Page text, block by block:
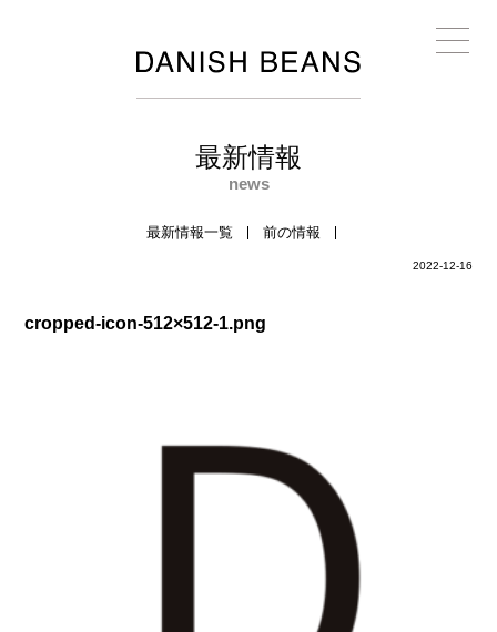
最新情報
news
最新情報一覧 前の情報
2022-12-16
cropped-icon-512×512-1.png